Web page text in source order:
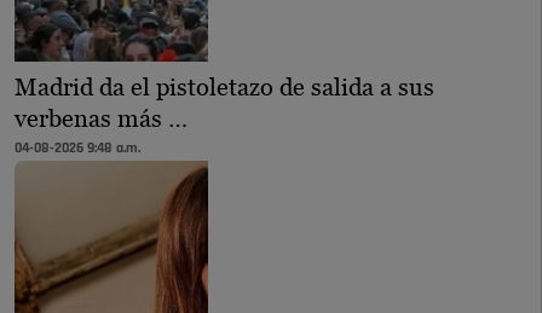
Madrid da el pistoletazo de salida a sus
verbenas más …
04-08-2026 9:48 a.m.